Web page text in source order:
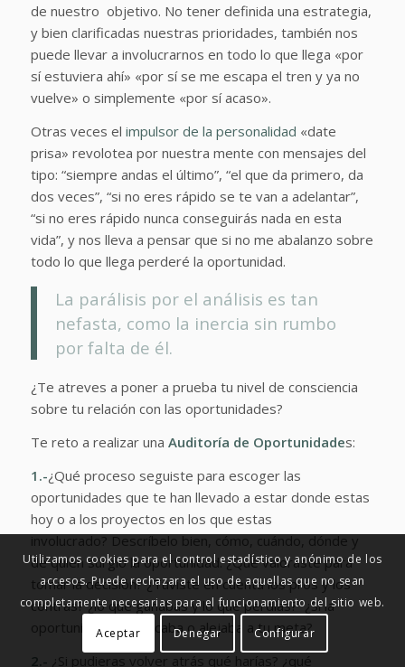
de nuestro objetivo. No tener definida una estrategia,
y bien clarificadas nuestras prioridades, también nos
puede llevar a involucrarnos en todo lo que llega «por
sí estuviera ahí» «por sí se me escapa el tren y ya no
vuelve» o simplemente «por sí acaso».
Otras veces el impulsor de la personalidad «date
prisa» revolotea por nuestra mente con mensajes del
tipo: “siempre andas el último”, “el que da primero, da
dos veces”, “si no eres rápido se te van a adelantar”,
“si no eres rápido nunca conseguirás nada en esta
vida”, y nos lleva a pensar que si no me abalanzo sobre
todo lo que llega perderé la oportunidad.
La parálisis por el análisis es tan
nefasta, como la inercia sin rumbo
por falta de él.
¿Te atreves a poner a prueba tu nivel de consciencia
sobre tu relación con las oportunidades?
Te reto a realizar una Auditoría de Oportunidades:
1.-¿Qué proceso seguiste para escoger las
oportunidades que te han llevado a estar donde estas
hoy o a los proyectos en los que estas
involucrado? Descríbelo bien, cómo, cuándo, dónde y
de quien surgió la oportunidad. ¿Qué valoraste para
tomar la decisión? ¿Tuviste en cuenta los pros y los
contras? ¿lo que ganabas y lo que perdías? ¿Si la
oportunidad te acercaba o alejaba a tu meta?
2.- ¿Si pudieras volver atrás qué harías? ¿qué
Utilizamos cookies para el control estadístico y anónimo de los
accesos. Puede rechazara el uso de aquellas que no sean
completamente necesarias para el funcionamiento del sitio web.
Aceptar
Denegar Configurar